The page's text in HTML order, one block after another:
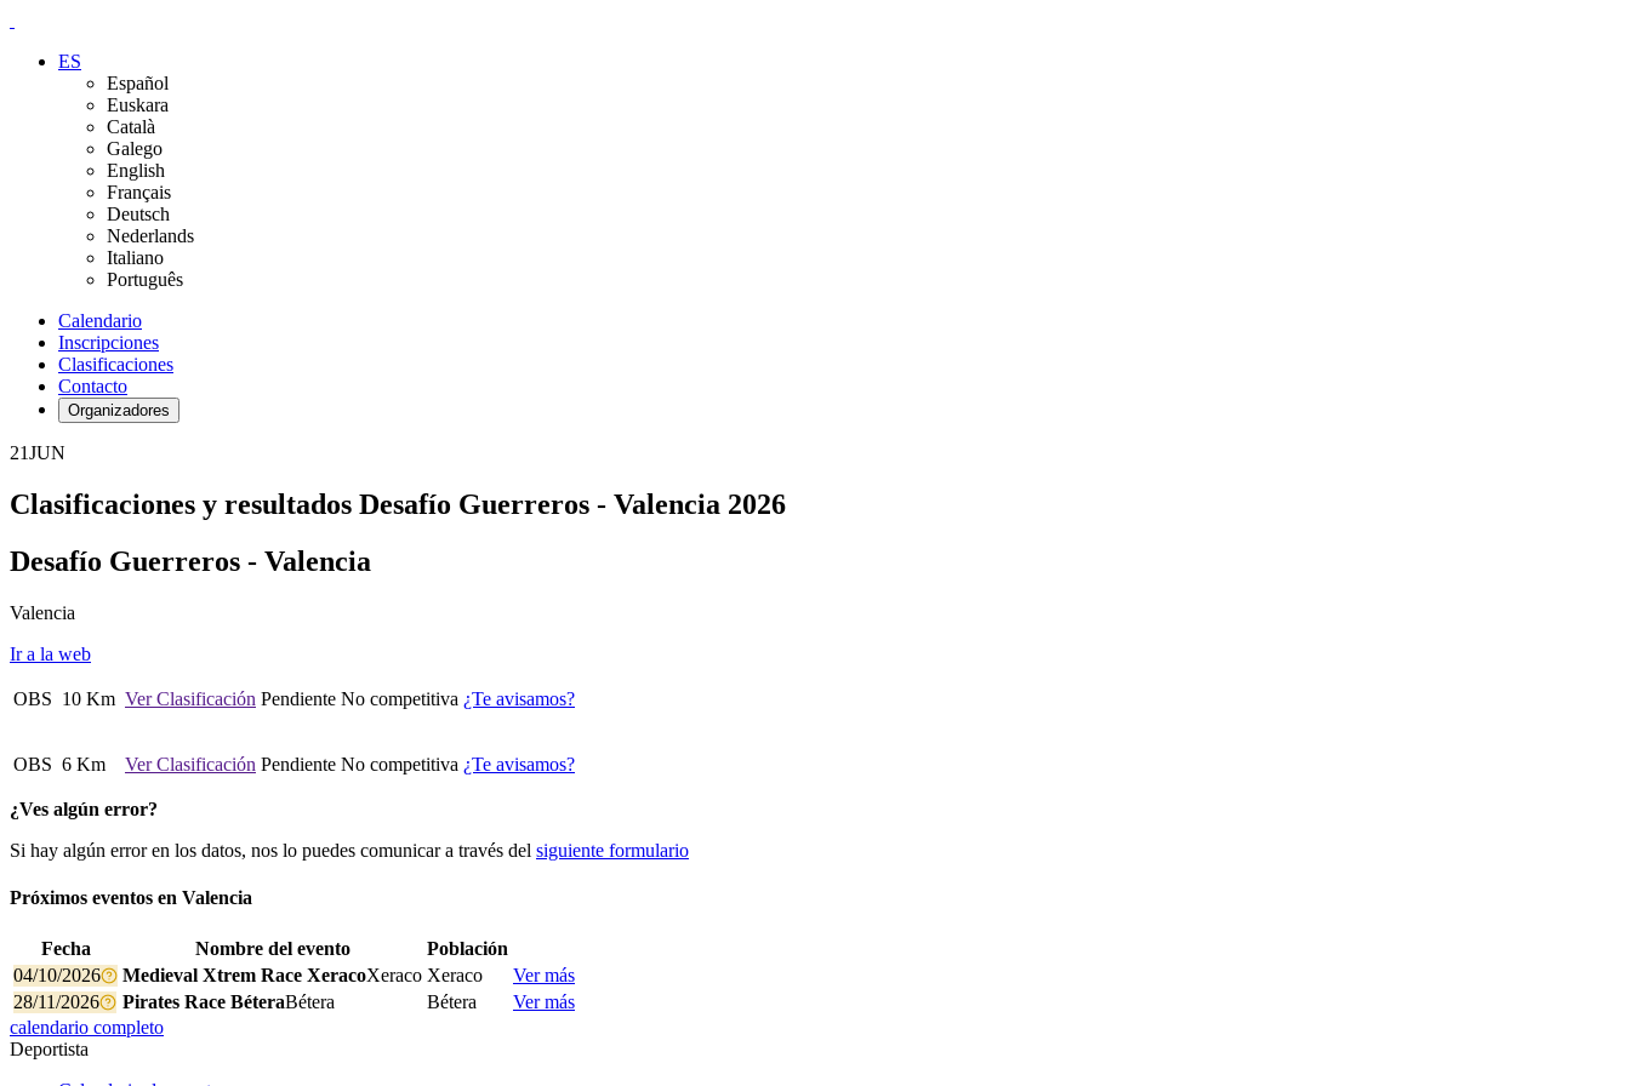
ES
Español
Euskara
Català
Galego
English
Français
Deutsch
Nederlands
Italiano
Português
Calendario
Inscripciones
Clasificaciones
Contacto
Organizadores
21JUN
Clasificaciones y resultados Desafío Guerreros - Valencia 2026
Desafío Guerreros - Valencia
Valencia
Ir a la web
OBS 10 Km Ver Clasificación Pendiente No competitiva ¿Te avisamos?
OBS 6 Km Ver Clasificación Pendiente No competitiva ¿Te avisamos?
¿Ves algún error?
Si hay algún error en los datos, nos lo puedes comunicar a través del siguiente formulario
Próximos eventos en Valencia
Fecha Nombre del evento
Población
04/10/2026
Medieval Xtrem Race XeracoXeraco Xeraco
Ver más
28/11/2026
Pirates Race BéteraBétera Bétera
Ver más
calendario completo
Deportista